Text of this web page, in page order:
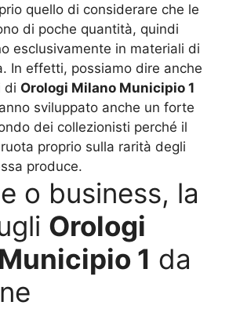
quello di considerare che le
di poche quantità, quindi
esclusivamente in materiali di
In effetti, possiamo dire anche
di Orologi Milano Municipio 1
sviluppato anche un forte
dei collezionisti perché il
proprio sulla rarità degli
produce.
o business, la
Orologi
1 da